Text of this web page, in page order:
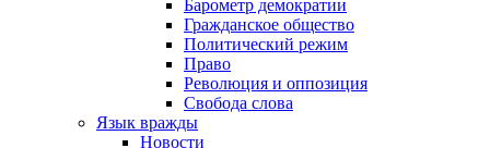
Барометр демократии
Гражданское общество
Политический режим
Право
Революция и оппозиция
Свобода слова
Язык вражды
Новости